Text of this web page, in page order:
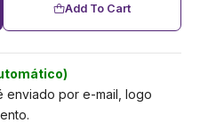
Add To Cart
enviado por e-mail, logo